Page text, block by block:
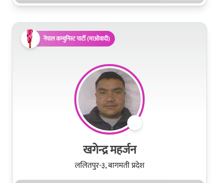
नेपाल कम्युनिस्ट पार्टी (माओवादी)
खगेन्द्र महर्जन
ललितपुर-३, बागमती प्रदेश